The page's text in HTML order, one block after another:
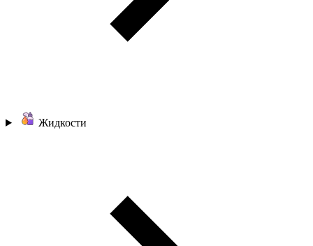
Жидкости